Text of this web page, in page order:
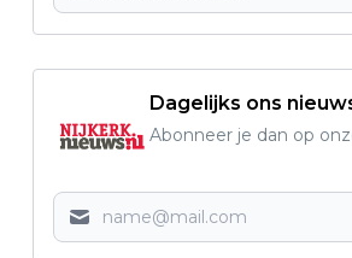
Dagelijks ons
Abonneer je dan op